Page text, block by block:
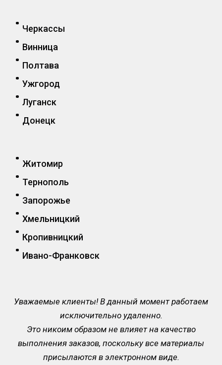
Черкассы
Винница
Полтава
Ужгород
Луганск
Донецк
Житомир
Тернополь
Запорожье
Хмельницкий
Кропивницкий
Ивано-Франковск
Уважаемые клиенты! В данный момент работаем
исключительно удаленно.
Это никоим образом не влияет на качество
выполнения заказов, поскольку все материалы
присылаются в электронном виде.